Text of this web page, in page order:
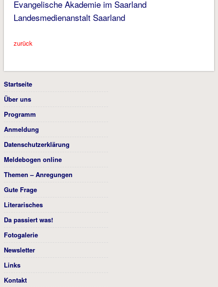
Evangelische Akademie im Saarland
Landesmedienanstalt Saarland
zurück
Startseite
Über uns
Programm
Anmeldung
Datenschutzerklärung
Meldebogen online
Themen – Anregungen
Gute Frage
Literarisches
Da passiert was!
Fotogalerie
Newsletter
Links
Kontakt